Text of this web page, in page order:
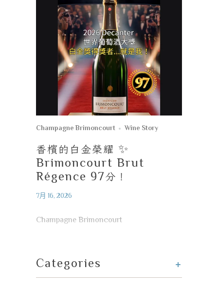
Champagne Brimoncourt Wine Story
香檳的白金榮耀 ✨
Brimoncourt Brut
Régence 97分！
7月 16, 2026
Champagne Brimoncourt
+
Categories